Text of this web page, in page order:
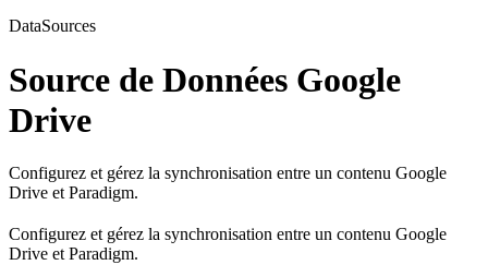
DataSources
Source de Données Google
Drive
Configurez et gérez la synchronisation entre un contenu Google
Drive et Paradigm.
Configurez et gérez la synchronisation entre un contenu Google
Drive et Paradigm.